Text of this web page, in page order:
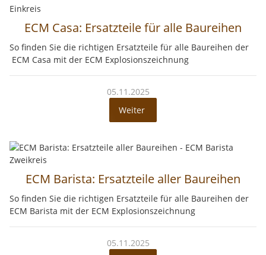
ECM Casa: Ersatzteile für alle Baureihen
So finden Sie die richtigen Ersatzteile für alle Baureihen der
ECM Casa mit der ECM Explosionszeichnung
05.11.2025
Weiter
ECM Barista: Ersatzteile aller Baureihen
So finden Sie die richtigen Ersatzteile für alle Baureihen der
ECM Barista mit der ECM Explosionszeichnung
05.11.2025